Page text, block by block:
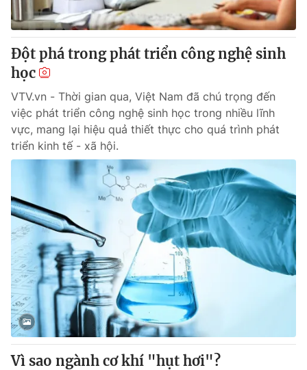
Đột phá trong phát triển công nghệ sinh
học
VTV.vn - Thời gian qua, Việt Nam đã chú trọng đến
việc phát triển công nghệ sinh học trong nhiều lĩnh
vực, mang lại hiệu quả thiết thực cho quá trình phát
triển kinh tế - xã hội.
Vì sao ngành cơ khí "hụt hơi"?